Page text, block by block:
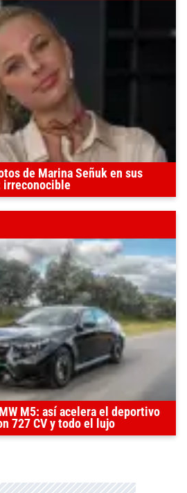
de Marina Señuk en sus
irreconocible
M5: así acelera el deportivo
727 CV y todo el lujo